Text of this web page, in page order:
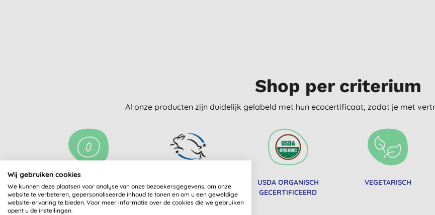
Shop per criterium
Al onze producten zijn duidelijk gelabeld met hun ecocertificaat, zodat je met
BIOLOGISCH
LEAPING BUNNY
GECERTIFICEERD
USDA ORGANISCH
GECERTIFICEERD
VEGETARISCH
Wij gebruiken cookies
We kunnen deze plaatsen voor analyse van onze bezoekersgegevens, om onze
website te verbeteren, gepersonaliseerde inhoud te tonen en om u een geweldige
website-ervaring te bieden. Voor meer informatie over de cookies die we gebruiken
opent u de instellingen.